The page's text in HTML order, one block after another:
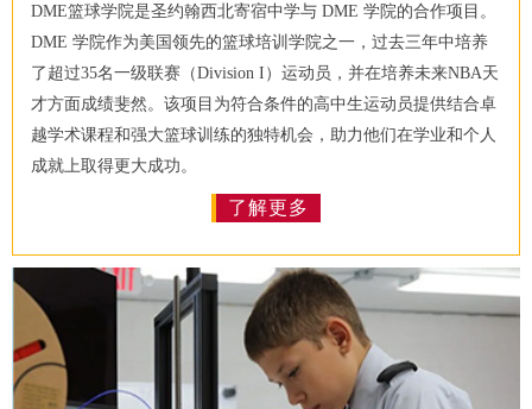
DME篮球学院是圣约翰西北寄宿中学与 DME 学院的合作项目。
DME 学院作为美国领先的篮球培训学院之一，过去三年中培养
了超过35名一级联赛（Division I）运动员，并在培养未来NBA天
才方面成绩斐然。该项目为符合条件的高中生运动员提供结合卓
越学术课程和强大篮球训练的独特机会，助力他们在学业和个人
成就上取得更大成功。
了解更多